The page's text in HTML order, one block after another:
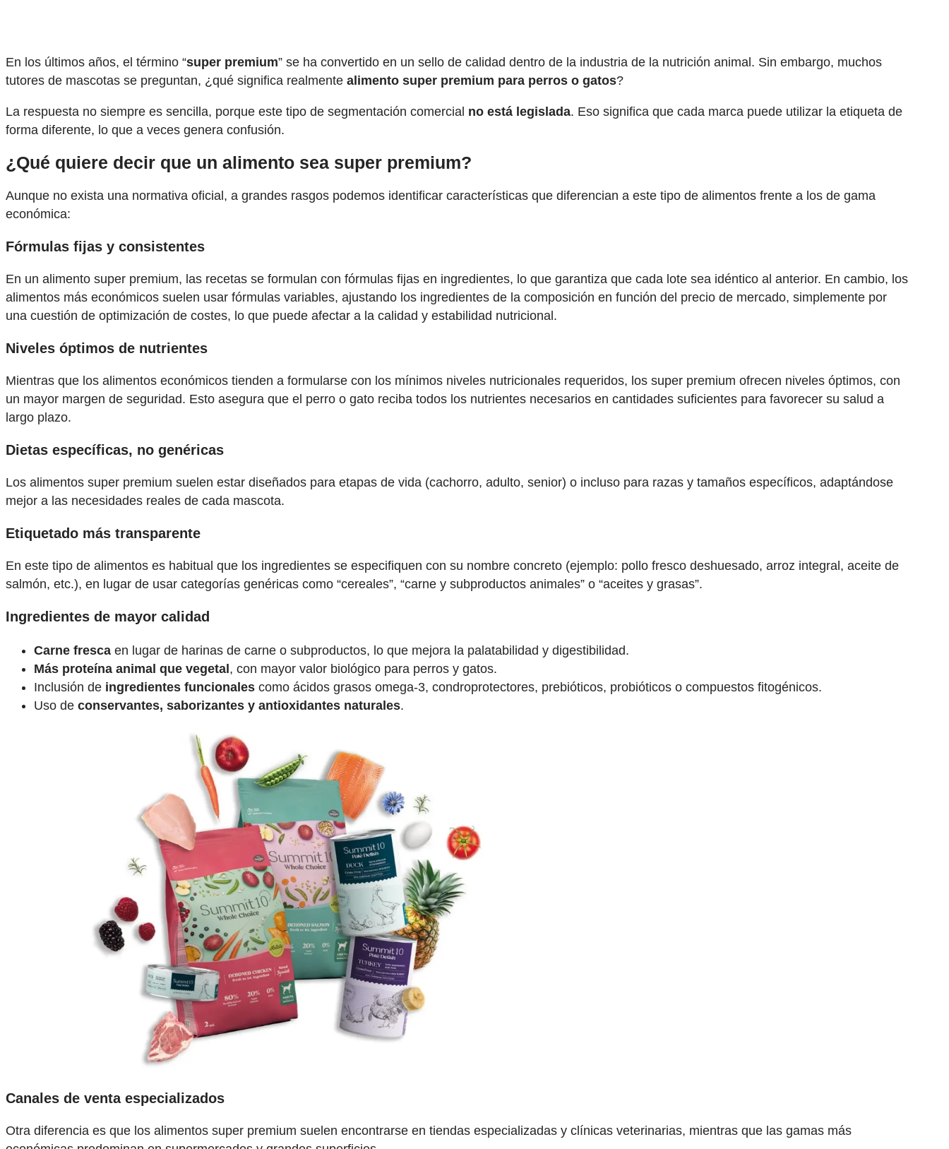
En los últimos años, el término “super premium” se ha convertido en un sello de calidad dentro de la industria de la nutrición animal. Sin embargo, muchos
tutores de mascotas se preguntan, ¿qué significa realmente alimento super premium para perros o gatos?
La respuesta no siempre es sencilla, porque este tipo de segmentación comercial no está legislada. Eso significa que cada marca puede utilizar la etiqueta de
forma diferente, lo que a veces genera confusión.
¿Qué quiere decir que un alimento sea super premium?
Aunque no exista una normativa oficial, a grandes rasgos podemos identificar características que diferencian a este tipo de alimentos frente a los de gama
económica:
Fórmulas fijas y consistentes
En un alimento super premium, las recetas se formulan con fórmulas fijas en ingredientes, lo que garantiza que cada lote sea idéntico al anterior. En cambio, los
alimentos más económicos suelen usar fórmulas variables, ajustando los ingredientes de la composición en función del precio de mercado, simplemente por
una cuestión de optimización de costes, lo que puede afectar a la calidad y estabilidad nutricional.
Niveles óptimos de nutrientes
Mientras que los alimentos económicos tienden a formularse con los mínimos niveles nutricionales requeridos, los super premium ofrecen niveles óptimos, con
un mayor margen de seguridad. Esto asegura que el perro o gato reciba todos los nutrientes necesarios en cantidades suficientes para favorecer su salud a
largo plazo.
Dietas específicas, no genéricas
Los alimentos super premium suelen estar diseñados para etapas de vida (cachorro, adulto, senior) o incluso para razas y tamaños específicos, adaptándose
mejor a las necesidades reales de cada mascota.
Etiquetado más transparente
En este tipo de alimentos es habitual que los ingredientes se especifiquen con su nombre concreto (ejemplo: pollo fresco deshuesado, arroz integral, aceite de
salmón, etc.), en lugar de usar categorías genéricas como “cereales”, “carne y subproductos animales” o “aceites y grasas”.
Ingredientes de mayor calidad
Carne fresca en lugar de harinas de carne o subproductos, lo que mejora la palatabilidad y digestibilidad.
Más proteína animal que vegetal , con mayor valor biológico para perros y gatos.
Inclusión de ingredientes funcionales como ácidos grasos omega-3, condroprotectores, prebióticos, probióticos o compuestos fitogénicos.
Uso de conservantes, saborizantes y antioxidantes naturales.
Canales de venta especializados
Otra diferencia es que los alimentos super premium suelen encontrarse en tiendas especializadas y clínicas veterinarias, mientras que las gamas más